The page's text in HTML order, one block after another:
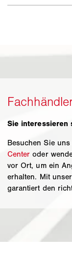
Sie interessieren
Besuchen Sie
Center oder
vor Ort, um ein
erhalten. Mit
garantiert den